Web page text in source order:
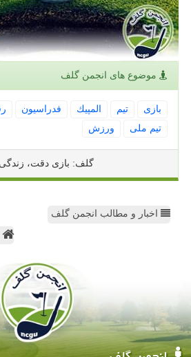
موضوع های انجمن گلف
بازی تیم المپیك فدراسیون
تیم ملی
ورزش
گلف: بازی دقت،
اخبار و مطالب انجمن گلف